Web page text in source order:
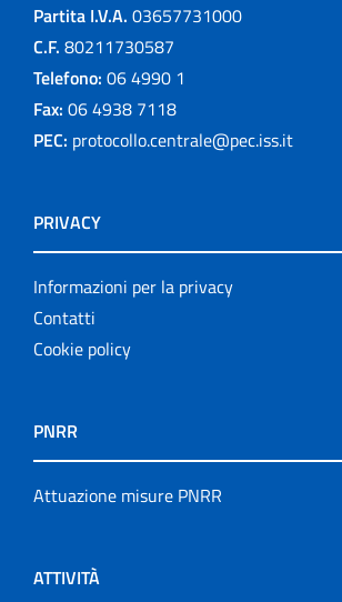
Partita I.V.A. 03657731000
C.F. 80211730587
Telefono: 06 4990 1
Fax: 06 4938 7118
PEC: protocollo.centrale@pec.iss.it
PRIVACY
Informazioni per la privacy
Contatti
Cookie policy
PNRR
Attuazione misure PNRR
ATTIVITÀ